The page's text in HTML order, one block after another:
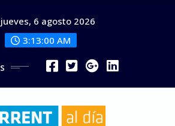
jueves, 6 agosto 2026
3:13:01 AM